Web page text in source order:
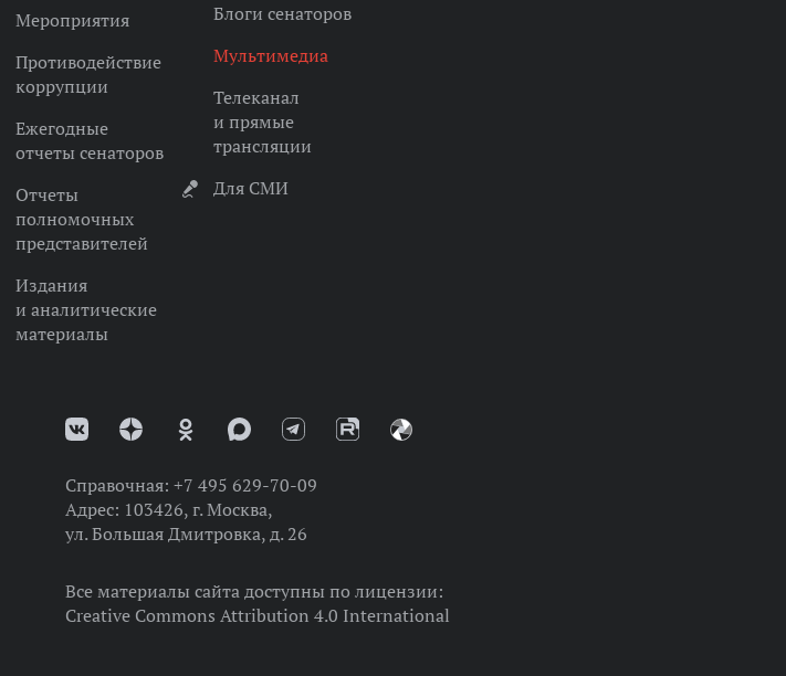
Мероприятия
Противодействие
коррупции
Ежегодные
отчеты сенаторов
Отчеты
полномочных
представителей
Издания
и аналитические
материалы
Блоги сенаторов
Мультимедиа
Телеканал
и прямые
трансляции
Для СМИ
Справочная: +7 495 629-70-09
Адрес: 103426, г. Москва,
ул. Большая Дмитровка, д. 26
Все материалы сайта доступны по лицензии:
Creative Commons Attribution 4.0 International